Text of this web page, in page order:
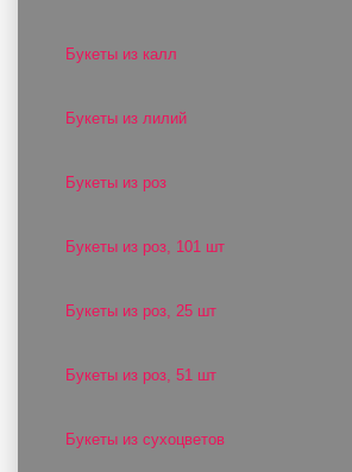
Букеты из калл
Букеты из лилий
Букеты из роз
Букеты из роз, 101 шт
Букеты из роз, 25 шт
Букеты из роз, 51 шт
Букеты из сухоцветов